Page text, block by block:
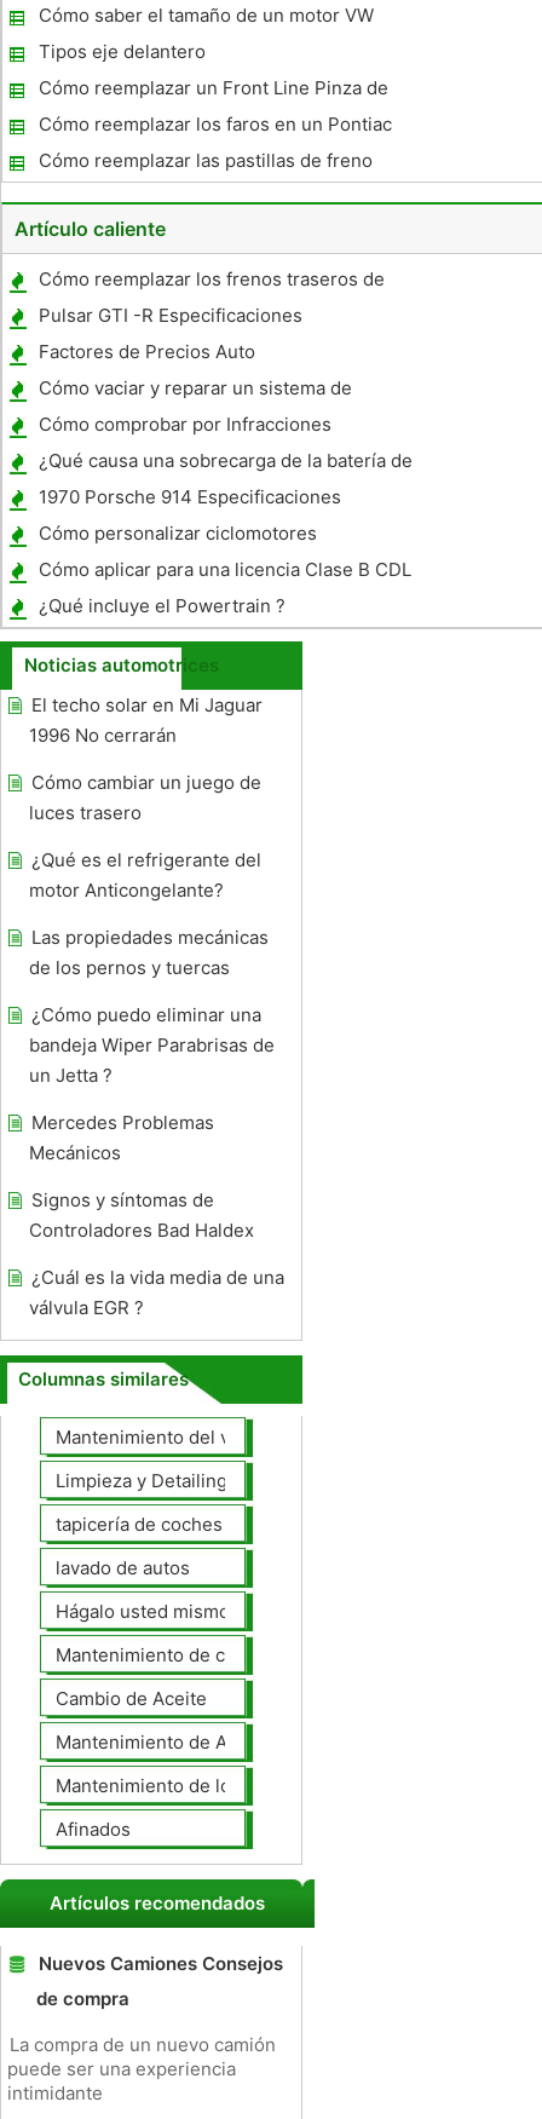
Cómo saber el tamaño de un motor VW
Tipos eje delantero
Cómo reemplazar un Front Line Pinza de
freno
Cómo reemplazar los faros en un Pontiac
Grand Am 1997
Cómo reemplazar las pastillas de freno
delanteras en una Town & Country 2007
Artículo caliente
Cómo reemplazar los frenos traseros de
discos en un Nissan Maxima
Pulsar GTI -R Especificaciones
Factores de Precios Auto
Cómo vaciar y reparar un sistema de
refrigeración
Cómo comprobar por Infracciones
¿Qué causa una sobrecarga de la batería de
coche?
1970 Porsche 914 Especificaciones
Cómo personalizar ciclomotores
Cómo aplicar para una licencia Clase B CDL
¿Qué incluye el Powertrain ?
Noticias automotrices
El techo solar en Mi Jaguar
1996 No cerrarán
Cómo cambiar un juego de
luces trasero
¿Qué es el refrigerante del
motor Anticongelante?
Las propiedades mecánicas
de los pernos y tuercas
¿Cómo puedo eliminar una
bandeja Wiper Parabrisas de
un Jetta ?
Mercedes Problemas
Mecánicos
Signos y síntomas de
Controladores Bad Haldex
¿Cuál es la vida media de una
válvula EGR ?
Columnas similares
Mantenimiento del vehículo
Limpieza y Detailing
tapicería de coches
lavado de autos
Hágalo usted mismo Mantenimiento de Automotores
Mantenimiento de coches General
Cambio de Aceite
Mantenimiento de Automotores Profesional
Mantenimiento de los neumáticos
Afinados
Artículos recomendados
Nuevos Camiones Consejos
de compra
La compra de un nuevo camión
puede ser una experiencia
intimidante